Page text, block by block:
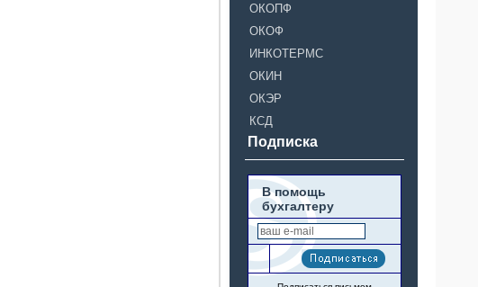
ОКОПФ
ОКОФ
ИНКОТЕРМС
ОКИН
ОКЭР
КСД
Подписка
В помощь
бухгалтеру